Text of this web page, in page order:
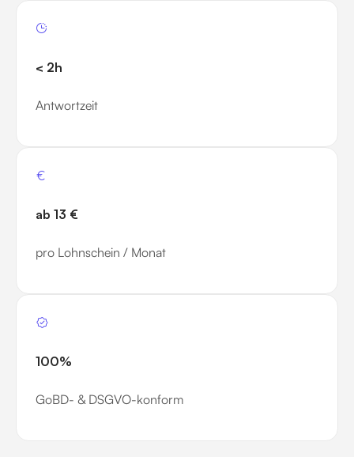
< 2h
Antwortzeit
ab 13 €
pro Lohnschein / Monat
100%
GoBD- & DSGVO-konform